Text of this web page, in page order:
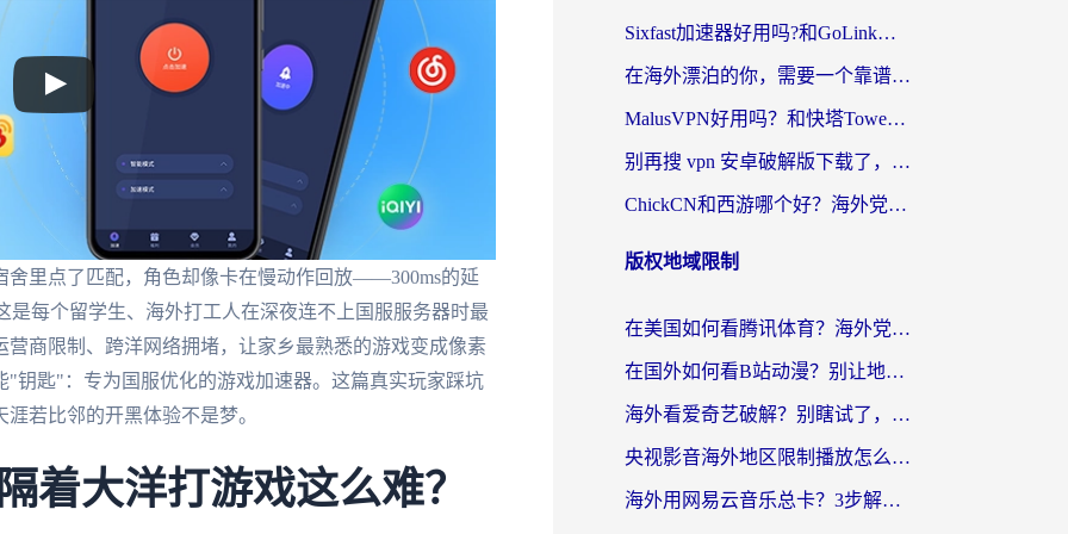
舍里点了匹配，角色却像卡在慢动作回放——300ms的延
每个留学生、海外打工人在深夜连不上国服服务器时最
商限制、跨洋网络拥堵，让家乡最熟悉的游戏变成像素
钥匙"：专为国服优化的游戏加速器。这篇真实玩家踩坑
若比邻的开黑体验不是梦。
着大洋打游戏这么难？
Sixfast加速器好用吗?和GoLink加速器对比哪个回国效果更好?海外党亲测实用指南
在海外漂泊的你，需要一个靠谱的“回国机场”
MalusVPN好用吗？和快塔TowerFastVPN对比哪个回国效果更好？海外党亲测实用指南
别再搜 vpn 安卓破解版下载了，海外党回国上网的正确姿势在这里
ChickCN和西游哪个好？海外党2026亲测回国加速器选择指南（附expressvpn中国对比）
版权地域限制
在美国如何看腾讯体育？海外党解锁NBA欧洲杯直播的终极攻略
在国外如何看B站动漫？别让地区限制打断你的追番节奏
海外看爱奇艺破解？别瞎试了，这才是留学生华人追剧看球的正确打开方式
央视影音海外地区限制播放怎么办？海外党亲测有效的回国加速指南
海外用网易云音乐总卡？3步解决版权限制+卡顿，还能听喜马拉雅！